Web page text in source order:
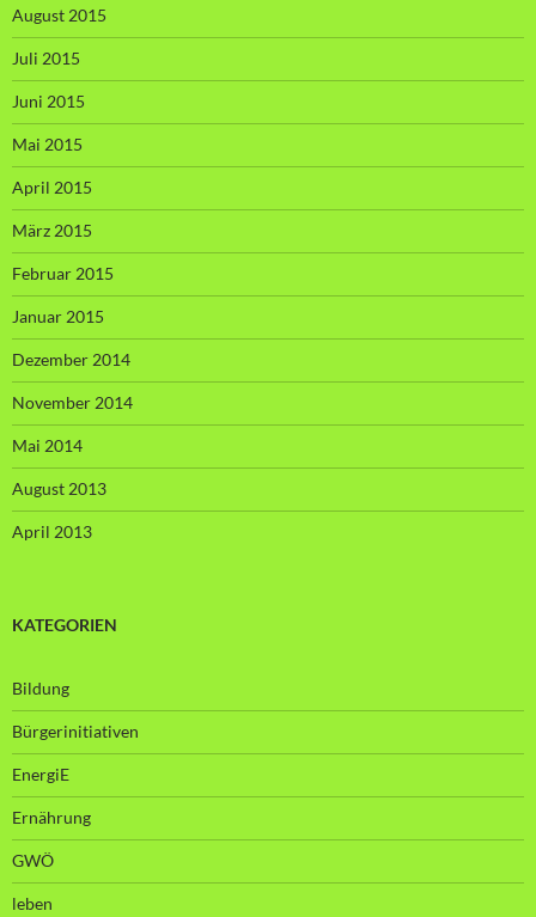
August 2015
Juli 2015
Juni 2015
Mai 2015
April 2015
März 2015
Februar 2015
Januar 2015
Dezember 2014
November 2014
Mai 2014
August 2013
April 2013
KATEGORIEN
Bildung
Bürgerinitiativen
EnergiE
Ernährung
GWÖ
leben